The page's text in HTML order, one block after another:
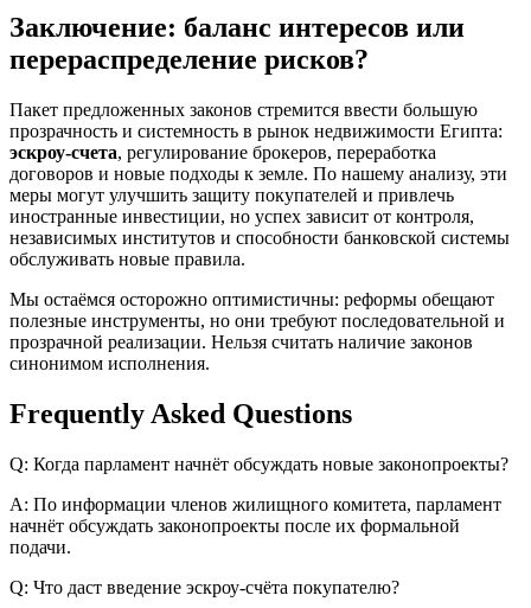
Заключение: баланс интересов или
перераспределение рисков?
Пакет предложенных законов стремится ввести большую
прозрачность и системность в рынок недвижимости Египта:
эскроу-счета, регулирование брокеров, переработка
договоров и новые подходы к земле. По нашему анализу, эти
меры могут улучшить защиту покупателей и привлечь
иностранные инвестиции, но успех зависит от контроля,
независимых институтов и способности банковской системы
обслуживать новые правила.
Мы остаёмся осторожно оптимистичны: реформы обещают
полезные инструменты, но они требуют последовательной и
прозрачной реализации. Нельзя считать наличие законов
синонимом исполнения.
Frequently Asked Questions
Q: Когда парламент начнёт обсуждать новые законопроекты?
A: По информации членов жилищного комитета, парламент
начнёт обсуждать законопроекты после их формальной
подачи.
Q: Что даст введение эскроу-счёта покупателю?